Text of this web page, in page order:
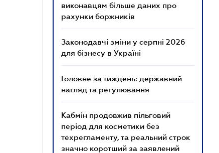
виконавцям більше даних про
рахунки боржників
Законодавчі зміни у серпні 2026
для бізнесу в Україні
Головне за тиждень: державний
нагляд та регулювання
Кабмін продовжив пільговий
період для косметики без
техрегламенту, та реальний строк
значно коротший за заявлений